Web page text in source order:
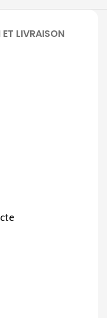
LIVRAISON